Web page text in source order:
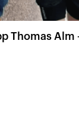
Thomas Alm